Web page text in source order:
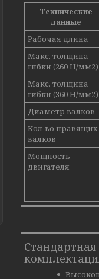
Технические
данные
Рабочая длина
Макс. толщина
гибки (260 Н/мм2)
Макс. толщина
гибки (360 Н/мм2)
Диаметр валков
Кол-во правящих
валков
Мощность
двигателя
Стандартная